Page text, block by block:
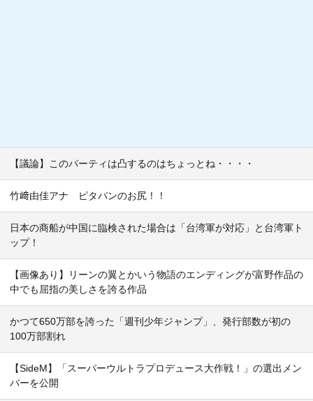
【議論】このパーティは凸するのはちょっとね・・・・
竹﨑由佳アナ ピタパンのお尻！！
日本の商船が中国に臨検された場合は「台湾軍が対応」と台湾軍ト
ップ！
【画像あり】リーンの翼とかいう物語のエンディングが富野作品の
中でも屈指の美しさを誇る作品
かつて650万部を誇った「週刊少年ジャンプ」、発行部数が初の
100万部割れ
【SideM】「スーパーウルトラプロデュース大作戦！」の選出メン
バーを公開